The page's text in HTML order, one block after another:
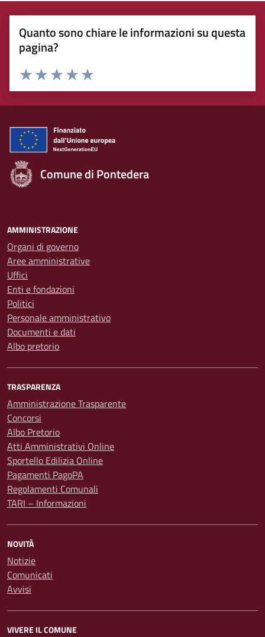
Quanto sono chiare le informazioni su questa
pagina?
Rating:
Valuta 5 stelle su 5
Valuta 4 stelle su 5
Valuta 3 stelle su 5
Valuta 2 stelle su 5
Valuta 1 stelle su 5
Comune di Pontedera
AMMINISTRAZIONE
Organi di governo
Aree amministrative
Uffici
Enti e fondazioni
Politici
Personale amministrativo
Documenti e dati
Albo pretorio
TRASPARENZA
Amministrazione Trasparente
Concorsi
Albo Pretorio
Atti Amministrativi Online
Sportello Edilizia Online
Pagamenti PagoPA
Regolamenti Comunali
TARI – Informazioni
NOVITÀ
Notizie
Comunicati
Avvisi
VIVERE IL COMUNE